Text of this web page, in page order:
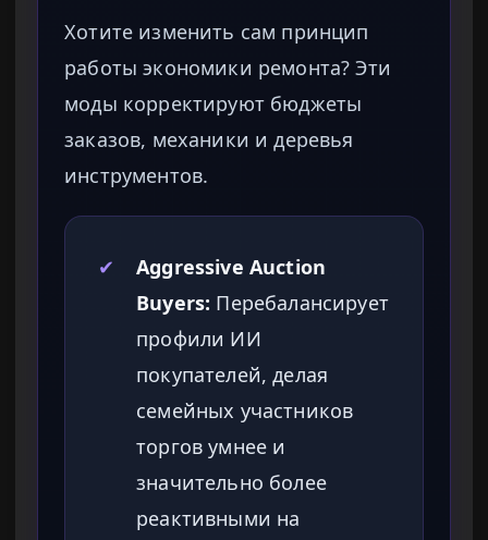
Хотите изменить сам принцип
работы экономики ремонта? Эти
моды корректируют бюджеты
заказов, механики и деревья
инструментов.
✔
Aggressive Auction
Buyers: Перебалансирует
профили ИИ
покупателей, делая
семейных участников
торгов умнее и
значительно более
реактивными на